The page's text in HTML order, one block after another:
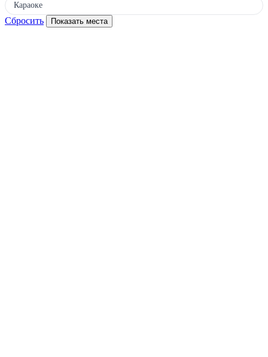
Караоке
Сбросить Показать места